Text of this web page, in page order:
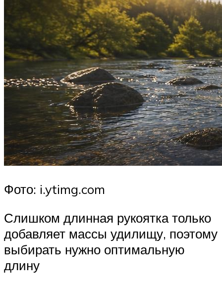
Фото: i.ytimg.com
Слишком длинная рукоятка только
добавляет массы удилищу, поэтому
выбирать нужно оптимальную
длину